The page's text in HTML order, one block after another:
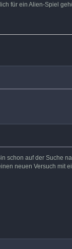
für ein Alien-Spiel
schon auf der Suche
neuen Versuch mit